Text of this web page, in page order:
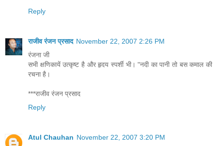
Reply
राजीव रंजन प्रसाद November 22, 2007 2:26 PM
रंजना जी
सभी क्षणिकायें उत्कृष्ट है और हृदय स्पर्शी भी। "नदी का पानी तो बस कमाल की
रचना है।
***राजीव रंजन प्रसाद
Reply
Atul Chauhan November 22, 2007 3:20 PM